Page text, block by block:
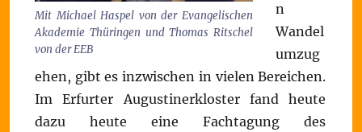
Mit Michael Haspel von der Evangelischen
Akademie Thüringen und Thomas Ritschel
von der EEB
n
Wandel
umzug
ehen, gibt es inzwischen in vielen Bereichen.
Im Erfurter Augustinerkloster fand heute
dazu heute eine Fachtagung des